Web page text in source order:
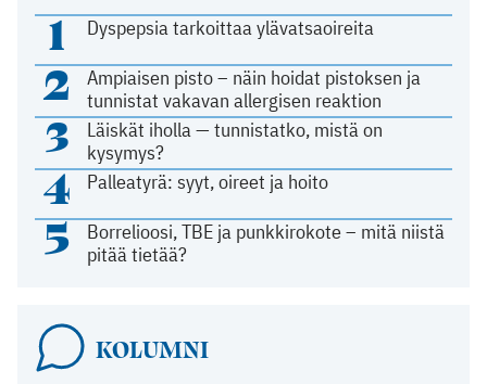
1 Dyspepsia tarkoittaa ylävatsaoireita
2
Ampiaisen pisto – näin hoidat pistoksen ja
tunnistat vakavan allergisen reaktion
3
Läiskät iholla — tunnistatko, mistä on
kysymys?
4 Palleatyrä: syyt, oireet ja hoito
5
Borrelioosi, TBE ja punkkirokote – mitä niistä
pitää tietää?
KOLUMNI